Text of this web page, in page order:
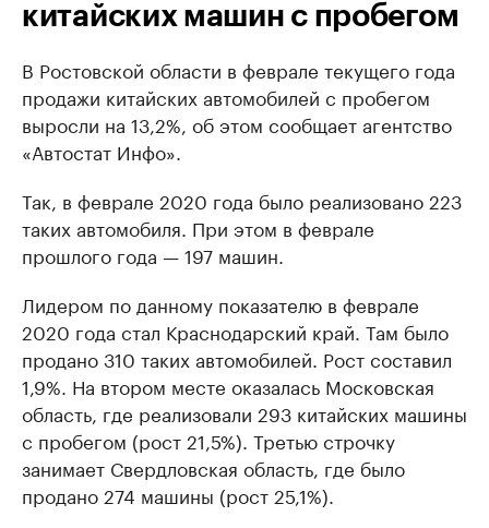
китайских машин с пробегом
В Ростовской области в феврале текущего года
продажи китайских автомобилей с пробегом
выросли на 13,2%, об этом сообщает агентство
«Автостат Инфо».
Так, в феврале 2020 года было реализовано 223
таких автомобиля. При этом в феврале
прошлого года — 197 машин.
Лидером по данному показателю в феврале
2020 года стал Краснодарский край. Там было
продано 310 таких автомобилей. Рост составил
1,9%. На втором месте оказалась Московская
область, где реализовали 293 китайских машины
с пробегом (рост 21,5%). Третью строчку
занимает Свердловская область, где было
продано 274 машины (рост 25,1%).